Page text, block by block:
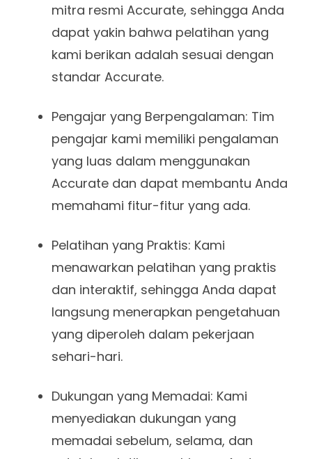
mitra resmi Accurate, sehingga Anda
dapat yakin bahwa pelatihan yang
kami berikan adalah sesuai dengan
standar Accurate.
Pengajar yang Berpengalaman: Tim
pengajar kami memiliki pengalaman
yang luas dalam menggunakan
Accurate dan dapat membantu Anda
memahami fitur-fitur yang ada.
Pelatihan yang Praktis: Kami
menawarkan pelatihan yang praktis
dan interaktif, sehingga Anda dapat
langsung menerapkan pengetahuan
yang diperoleh dalam pekerjaan
sehari-hari.
Dukungan yang Memadai: Kami
menyediakan dukungan yang
memadai sebelum, selama, dan